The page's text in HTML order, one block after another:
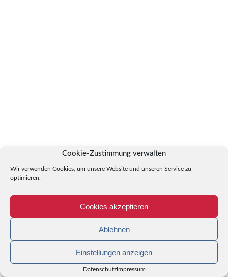
Cookie-Zustimmung verwalten
Wir verwenden Cookies, um unsere Website und unseren Service zu
optimieren.
Cookies akzeptieren
Ablehnen
Einstellungen anzeigen
DatenschutzImpressum